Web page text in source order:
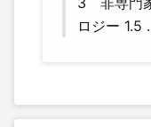
ロジー 1.5